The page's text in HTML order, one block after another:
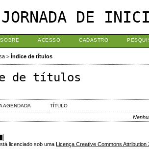
DE
SOBRE ACESSO CADASTRO
>Índice de títulos
de títulos
AGENDADA TÍTULO
licenciado sob umaLicença Creative Commons Attribution